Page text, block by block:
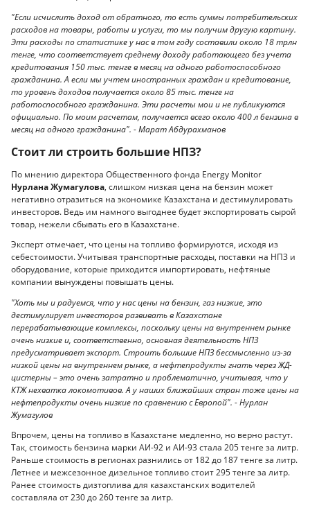
"Если исчислить доход от обратного, то есть суммы потребительских
расходов на товары, работы и услуги, то мы получим другую картину.
Эти расходы по статистике у нас в том году составили около 18 трлн
тенге, что соответствует среднему доходу работающего без учета
кредитования 150 тыс. тенге в месяц на одного работоспособного
гражданина. А если мы учтем иностранных граждан и кредитование,
то уровень доходов получается около 85 тыс. тенге на
работоспособного гражданина. Эти расчеты мои и не публикуются
официально. По моим расчетам, получается всего около 400 л бензина в
месяц на одного гражданина". - Марат Абдурахманов
Стоит ли строить большие НПЗ?
По мнению директора Общественного фонда Energy Monitor
Нурлана Жумагулова, слишком низкая цена на бензин может
негативно отразиться на экономике Казахстана и дестимулировать
инвесторов. Ведь им намного выгоднее будет экспортировать сырой
товар, нежели сбывать его в Казахстане.
Эксперт отмечает, что цены на топливо формируются, исходя из
себестоимости. Учитывая транспортные расходы, поставки на НПЗ и
оборудование, которые приходится импортировать, нефтяные
компании вынуждены повышать цены.
"Хоть мы и радуемся, что у нас цены на бензин, газ низкие, это
дестимулирует инвесторов развивать в Казахстане
перерабатывающие комплексы, поскольку цены на внутреннем рынке
очень низкие и, соответственно, основная деятельность НПЗ
предусматривает экспорт. Строить большие НПЗ бессмысленно из-за
низкой цены на внутреннем рынке, а нефтепродукты гнать через ЖД-
цистерны – это очень затратно и проблематично, учитывая, что у
КТЖ нехватка локомотивов. А у наших ближайших стран тоже цены на
нефтепродукты очень низкие по сравнению с Европой". - Нурлан
Жумагулов
Впрочем, цены на топливо в Казахстане медленно, но верно растут.
Так, стоимость бензина марки АИ-92 и АИ-93 стала 205 тенге за литр.
Раньше стоимость в регионах разнились от 182 до 187 тенге за литр.
Летнее и межсезонное дизельное топливо стоит 295 тенге за литр.
Ранее стоимость дизтоплива для казахстанских водителей
составляла от 230 до 260 тенге за литр.